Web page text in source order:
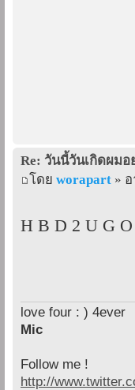
Re: วันนี้วันเกิดผม
โดย worapart »
H B D 2 U G
love four : ) 4ever
Mic
Follow me !
http://